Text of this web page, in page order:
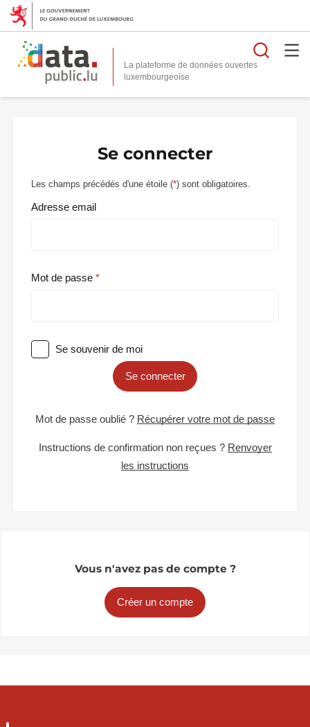
La plateforme de données ouvertes
Se connecter
Les champs précédés d'une étoile (*) sont obligatoires.
Adresse email
Mot de passe
Se souvenir de moi
Se connecter
Mot de passe oublié ? Récupérer votre mot de passe
Instructions de confirmation non reçues ? Renvoyer
les instructions
Vous n'avez pas de compte ?
Créer un compte